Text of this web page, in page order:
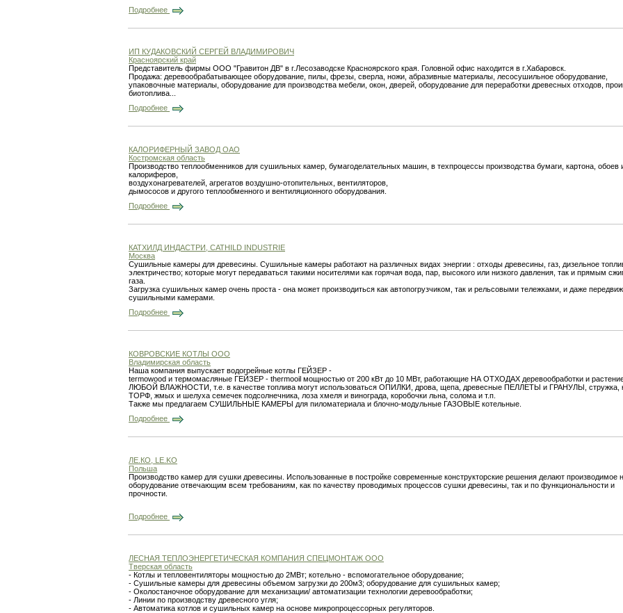
Подробнее
ИП КУДАКОВСКИЙ СЕРГЕЙ ВЛАДИМИРОВИЧ
Красноярский край
Представитель фирмы ООО "Гравитон ДВ" в г.Лесозаводске Красноярского края. Головной офис находится в г.Хабаровск.
Продажа: деревообрабатывающее оборудование, пилы, фрезы, сверла, ножи, абразивные материалы, лесосушильное оборудование,
упаковочные материалы, оборудование для производства мебели, окон, дверей, оборудование для переработки древесных отходов,
биотоплива...
Подробнее
КАЛОРИФЕРНЫЙ ЗАВОД ОАО
Костромская область
Производство теплообменников для сушильных камер, бумагоделательных машин, в техпроцессы производства бумаги, картона, обоев и
калориферов,
воздухонагревателей, агрегатов воздушно-отопительных, вентиляторов,
дымососов и другого теплообменного и вентиляционного оборудования.
Подробнее
КАТХИЛД ИНДАСТРИ, CATHILD INDUSTRIE
Москва
Сушильные камеры для древесины. Сушильные камеры работают на различных видах энергии : отходы древесины, газ, дизельное
электричество; которые могут передаваться такими носителями как горячая вода, пар, высокого или низкого давления, так и прямым
газа.
Загрузка сушильных камер очень проста - она может производиться как автопогрузчиком, так и рельсовыми тележками, и даже
сушильными камерами.
Подробнее
КОВРОВСКИЕ КОТЛЫ ООО
Владимирская область
Наша компания выпускает водогрейные котлы ГЕЙЗЕР -
termowood и термомасляные ГЕЙЗЕР - thermooil мощностью от 200 кВт до 10 МВт, работающие НА ОТХОДАХ деревообработки и
ЛЮБОЙ ВЛАЖНОСТИ, т.е. в качестве топлива могут использоваться ОПИЛКИ, дрова, щепа, древесные ПЕЛЛЕТЫ и ГРАНУЛЫ, стружка,
ТОРФ, жмых и шелуха семечек подсолнечника, лоза хмеля и винограда, коробочки льна, солома и т.п.
Также мы предлагаем СУШИЛЬНЫЕ КАМЕРЫ для пиломатериала и блочно-модульные ГАЗОВЫЕ котельные.
Подробнее
ЛЕ.КО, LE.KO
Польша
Производство камер для сушки древесины. Использованные в постройке современные конструкторские решения делают производимое
оборудование отвечающим всем требованиям, как по качеству проводимых процессов сушки древесины, так и по функциональности и
прочности.
Подробнее
ЛЕСНАЯ ТЕПЛОЭНЕРГЕТИЧЕСКАЯ КОМПАНИЯ СПЕЦМОНТАЖ ООО
Тверская область
- Котлы и тепловентиляторы мощностью до 2МВт; котельно - вспомогательное оборудование;
- Сушильные камеры для древесины объемом загрузки до 200м3; оборудование для сушильных камер;
- Околостаночное оборудование для механизации/ автоматизации технологии деревообработки;
- Линии по производству древесного угля;
- Автоматика котлов и сушильных камер на основе микропроцессорных регуляторов.